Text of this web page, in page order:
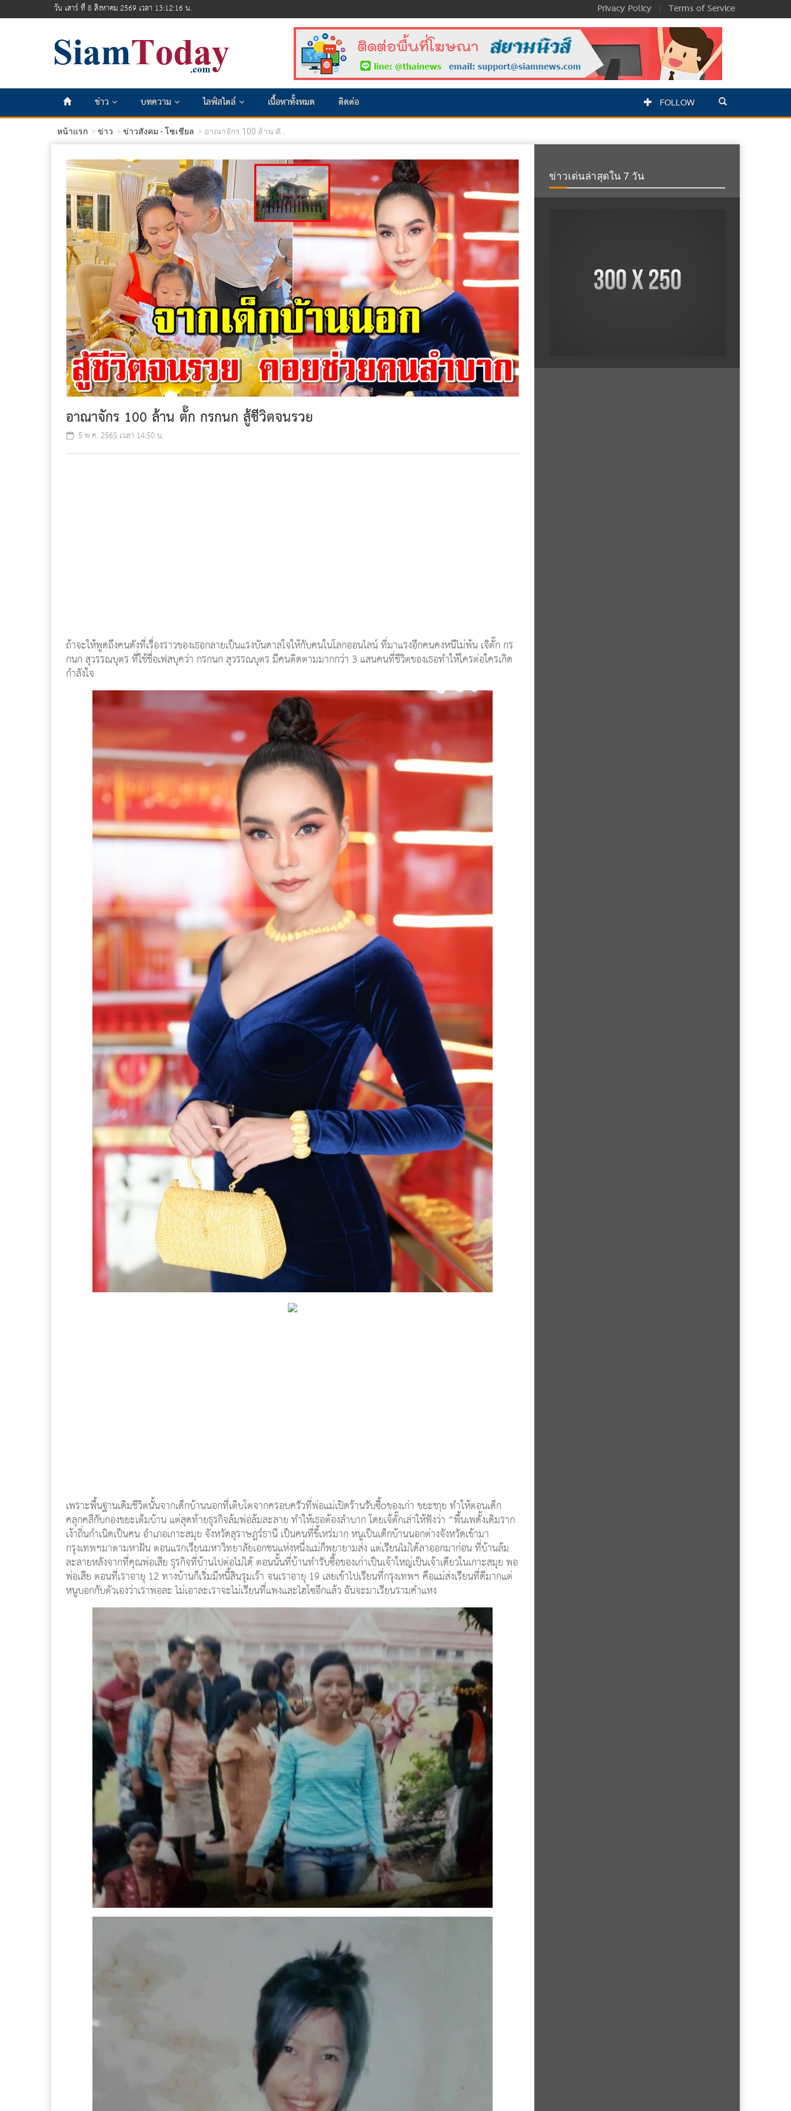
วัน เสาร์ ที่ 8 สิงหาคม 2569 เวลา 13:12:18 น. Privacy Policy | Terms of Service
ข่าว บทความ ไลฟ์สไตล์ เนื้อหาทั้งหมด ติดต่อ FOLLOW
หน้าแรก ข่าว ข่าวสังคม - โซเชียล อาณาจักร 100 ล้าน ตั...
อาณาจักร 100 ล้าน ตั๊ก กรกนก สู้ชีวิตจนรวย
5 พ.ค. 2565 เวลา 14:50 น.
ถ้าจะให้พูดถึงคนดังที่เรื่องราวของเธอกลายเป็นแรงบันดาลใจให้กับคนในโลกออนไลน์ ที่มาแรงอีกคนคงหนีไม่พ้น เจ๊ตั๊ก กร
กนก สุวรรณบุตร ที่ใช้ชื่อเฟสบุคว่า กรกนก สุวรรณบุตร มีคนติดตามมากกว่า 3 แสนคนที่ชีวิตของเธอทำให้ใครต่อใครเกิด
กำลังใจ
เพราะพื้นฐานเดิมชีวิตนั้นจากเด็กบ้านนอกที่เติบโตจากครอบครัวที่พ่อแม่เปิดร้านรับซื้oของเก่า ขยะขๅย ทำให้ตอนเด็ก
คลุกคลีกับกองขยะเต็มบ้าน แต่สุดท้ายธุรกิจล้มพ่อล้มละลาย ทำให้เธอต้องลำบาก โดยเจ้ตั๊กเล่าให้ฟังว่า “พื้นเพดั้งเดิมราก
เง้าถิ่นกำเนิดเป็นคน อำเภอเกาะสมุย จังหวัดสุราษฎร์ธานี เป็นคนที่ขี้เหร่มาก หนูเป็นเด็กบ้านนอกต่างจังหวัดเข้ามา
กรุงเทพฯมาตามหาฝัน ตอนแรกเรียนมหาวิทยาลัยเอกชนแห่งหนึ่งแม่ก็พยายามส่ง แต่เรียนไม่ได้ลาออกมาก่อน ที่บ้านล้ม
ละลายหลังจากที่คุณพ่อเสีย ธุรกิจที่บ้านไปต่อไม่ได้ ตอนนั้นที่บ้านทำรับซื้อของเก่าเป็นเจ้าใหญ่เป็นเจ้าเดียวในเกาะสมุย พอ
พ่อเสีย ตอนที่เราอายุ 12 ทางบ้านก็เริ่มมีหนี้สินรุมเร้า จนเราอายุ 19 เลยเข้าไปเรียนที่กรุงเทพฯ คือแม่ส่งเรียนที่ดีมากแต่
หนูบอกกับตัวเองว่าเราพอละ ไม่เอาละเราจะไม่เรียนที่แพงและไฮโซอีกแล้ว ฉันจะมาเรียนรามคำแหง
ข่าวเด่นล่าสุดใน 7 วัน